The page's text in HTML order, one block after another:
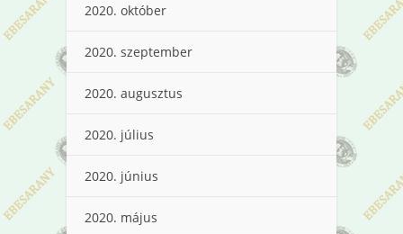
2020. október
2020. szeptember
2020. augusztus
2020. július
2020. június
2020. május